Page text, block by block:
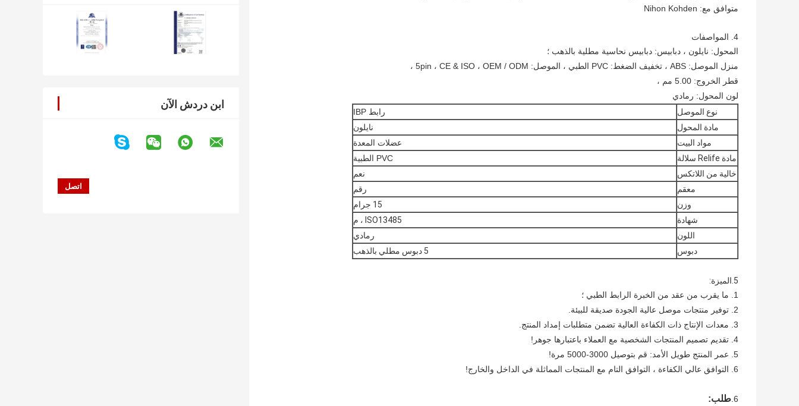
ابن دردش الآن
متوافق مع: Nihon Kohden
4. المواصفات
المحول: نايلون ، دبابيس: دبابيس نحاسية مطلية بالذهب ؛
منزل الموصل: ABS ، تخفيف الضغط: PVC الطبي ، الموصل: 5pin ، CE & ISO ، OEM / ODM ،
قطر الخروج: 5.00 مم ،
لون المحول: رمادي
نوع الموصل
رابط IBP
مادة المحول
نايلون
مواد البيت
عضلات المعدة
مادة Relife سلالة
PVC الطبية
خالية من اللاتكس
نعم
معقم
رقم
وزن
15 جرام
شهادة
ISO13485 ، م
اللون
رمادي
دبوس
5 دبوس مطلي بالذهب
5.الميزة:
1. ما يقرب من عقد من الخبرة الرابط الطبي ؛
2. توفير منتجات موصل عالية الجودة صديقة للبيئة.
3. معدات الإنتاج ذات الكفاءة العالية تضمن متطلبات إمداد المنتج.
4. تقديم تصميم المنتجات الشخصية مع العملاء باعتبارها جوهر!
5. عمر المنتج طويل الأمد: قم بتوصيل 3000-5000 مرة!
6. التوافق عالي الكفاءة ، التوافق التام مع المنتجات المماثلة في الداخل والخارج!
6. طلب: